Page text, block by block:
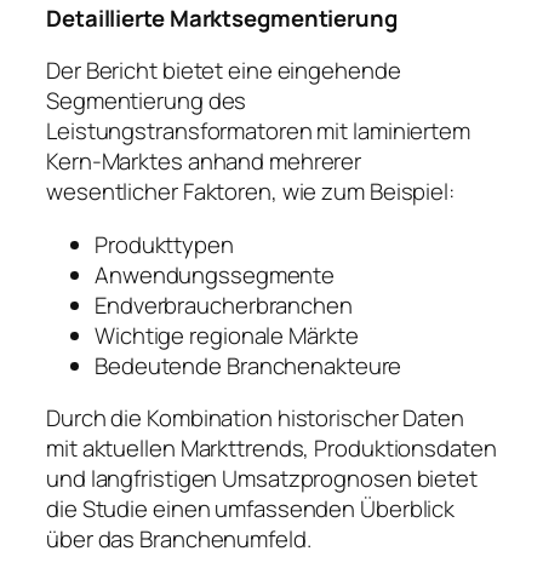
Detaillierte Marktsegmentierung
Der Bericht bietet eine eingehende
Segmentierung des
Leistungstransformatoren mit laminiertem
Kern-Marktes anhand mehrerer
wesentlicher Faktoren, wie zum Beispiel:
Produkttypen
Anwendungssegmente
Endverbraucherbranchen
Wichtige regionale Märkte
Bedeutende Branchenakteure
Durch die Kombination historischer Daten
mit aktuellen Markttrends, Produktionsdaten
und langfristigen Umsatzprognosen bietet
die Studie einen umfassenden Überblick
über das Branchenumfeld.